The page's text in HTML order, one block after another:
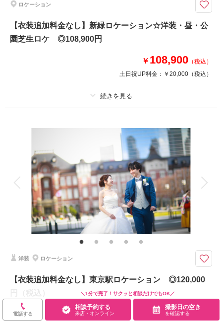
▼含むもの
・衣装代半額
※相談会の際にご確認ください。
※申請料、移動費は別途
相談予約する
来店・オンライン
撮影日の空き
を確認する
ロケーション
【衣装追加料金なし】新緑ロケーション☆洋装・昼・公
園芝生ロケ ◎108,900円
￥ 108,900 （税込）
土日祝UP料金： ￥20,000 （税込）
新婦衣装1着 新郎衣装1着
ヘアメイク 小物一式
アルバム データ 130 カット 台紙付写真
衣装追加 会食 挙式
家族と撮影 家族用衣装レンタル ペットと撮影
その他含むもの
新郎ヘアセット・撮影アテンド・ワイシャツ・靴・パンプス・ブーケ・ブー
トニア・アクセサリー・ティアラ・番傘・毛氈・草履・肌着・足袋・和装着
付け小物類【撮影に必要なアイテムはすべて揃っておりますので当日は手ぶ
●プラン詳細
・ドレス、タキシード、打掛、紋服のいずれか
・データ１３０カット
・ヘアメイク
洋装 ロケーション
【衣装追加料金なし】東京駅ロケーション ◎120,000
120,000（税込）
＼1分で完了！サクッと相談だけでもOK／
電話する
相談予約する
来店・オンライン
撮影日の空き
を確認する